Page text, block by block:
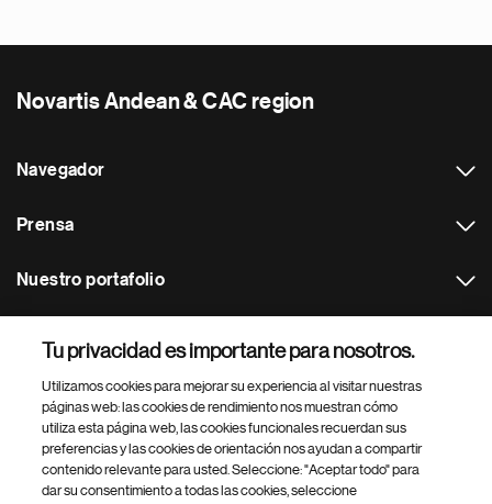
Novartis Andean & CAC region
Navegador
Prensa
Nuestro portafolio
Footer Site Search
Tu privacidad es importante para nosotros.
Utilizamos cookies para mejorar su experiencia al visitar nuestras
páginas web: las cookies de rendimiento nos muestran cómo
utiliza esta página web, las cookies funcionales recuerdan sus
preferencias y las cookies de orientación nos ayudan a compartir
contenido relevante para usted. Seleccione: "Aceptar todo" para
dar su consentimiento a todas las cookies, seleccione